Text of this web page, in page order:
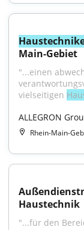
Main-Gebiet
"...einen
vielseitigen
ALLEGRON
Rhein-Main-
Haustechnik
"...für den